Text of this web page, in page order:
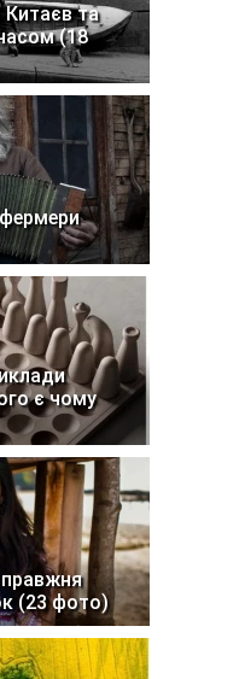
та
(18
є чому
(23 фото)